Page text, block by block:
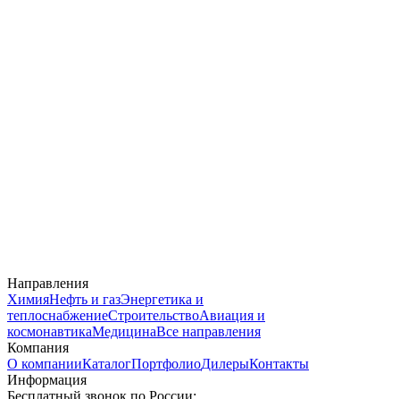
Направления
ХимияНефть и газЭнергетика и
теплоснабжениеСтроительствоАвиация и
космонавтикаМедицинаВсе направления
Компания
О компанииКаталогПортфолиоДилерыКонтакты
Информация
Бесплатный звонок по России: